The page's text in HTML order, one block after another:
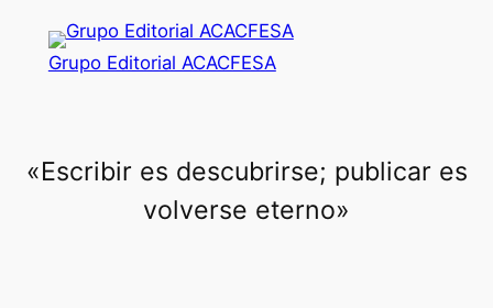
contenido
Grupo Editorial ACACFESA
«Escribir es descubrirse; publicar es
volverse eterno»